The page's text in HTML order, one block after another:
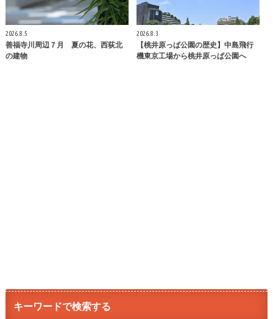
2026.8.5
善福寺川周辺７月 夏の花、西荻北
の建物
2026.8.3
【桃井原っぱ公園の歴史】中島飛行
機東京工場から桃井原っぱ公園へ
キーワードで検索する